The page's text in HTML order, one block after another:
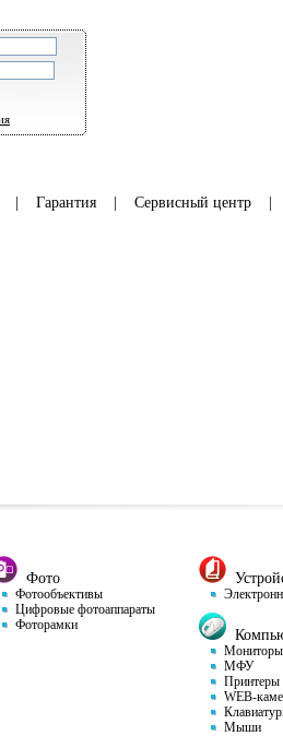
Гарантия| Сервисный центр|
Фото
Фотообъективы
Цифровые фотоаппараты
Фоторамки
Мониторы
МФУ
Принтеры
WEB-
Мыши